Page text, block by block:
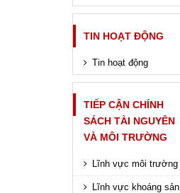
TIN HOẠT ĐỘNG
Tin hoạt động
TIẾP CẬN CHÍNH
SÁCH TÀI NGUYÊN
VÀ MÔI TRƯỜNG
Lĩnh vực môi trường
Lĩnh vực khoáng sản